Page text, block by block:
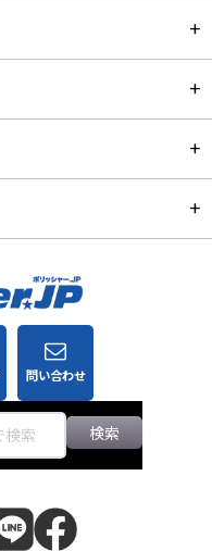
問い合わせ
検索